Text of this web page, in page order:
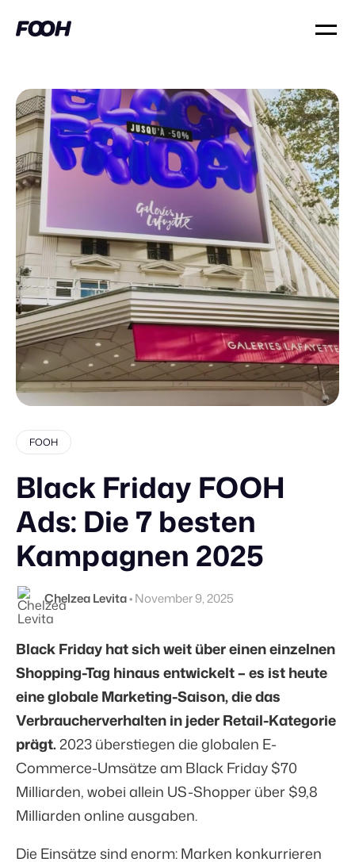
FOOH
Black Friday FOOH
Ads: Die 7 besten
Kampagnen 2025
Chelzea Levita•November 9, 2025
Black Friday hat sich weit über einen einzelnen
Shopping-Tag hinaus entwickelt – es ist heute
eine globale Marketing-Saison, die das
Verbraucherverhalten in jeder Retail-Kategorie
prägt.2023 überstiegen die globalen E-
Commerce-Umsätze am Black Friday$70
Milliarden, wobei allein US-Shopper über$9,8
Milliardenonline ausgaben.
Die Einsätze sind enorm: Marken konkurrieren